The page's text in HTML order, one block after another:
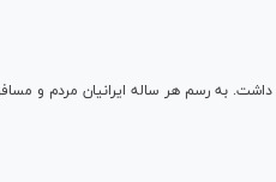
به رسم هر ساله ایرانیان مردم و